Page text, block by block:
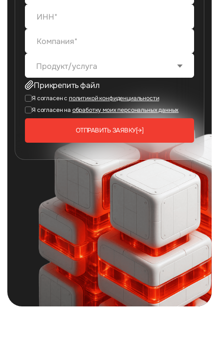
Продукт/услуга
Прикрепить файл
Я согласен с политикой конфиденциальности
Я согласен на обработку моих персональных данных
ОТПРАВИТЬ ЗАЯВКУ[→]